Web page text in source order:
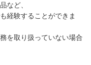
など、
経験することができま
を取り扱っていない場合